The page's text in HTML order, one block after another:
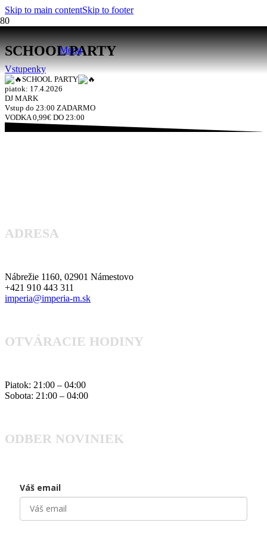
Skip to main contentSkip to footer
Menu
SCHOOL PARTY
Vstupenky
SCHOOL PARTY
piatok: 17.4.2026
DJ MARK
Vstup do 23:00 ZADARMO
VODKA 0,99€ DO 23:00
ADRESA
Nábrežie 1160, 02901 Námestovo
+421 910 443 311
imperia@imperia-m.sk
OTVÁRACIE HODINY
Piatok: 21:00 – 04:00
Sobota: 21:00 – 04:00
ODBER NOVINIEK
Váš email